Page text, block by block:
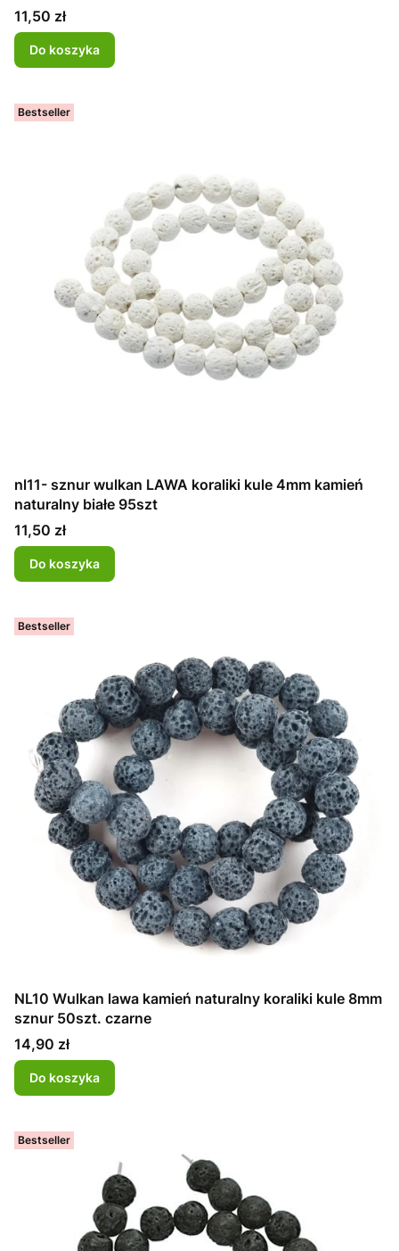
Cena
11,50 zł
Do koszyka
Bestseller
nl11- sznur wulkan LAWA koraliki kule 4mm kamień
naturalny białe 95szt
Cena
11,50 zł
Do koszyka
Bestseller
NL10 Wulkan lawa kamień naturalny koraliki kule 8mm
sznur 50szt. czarne
Cena
14,90 zł
Do koszyka
Bestseller